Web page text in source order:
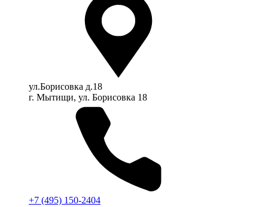
ул.Борисовка д.18
г. Мытищи, ул. Борисовка 18
+7 (495) 150-2404